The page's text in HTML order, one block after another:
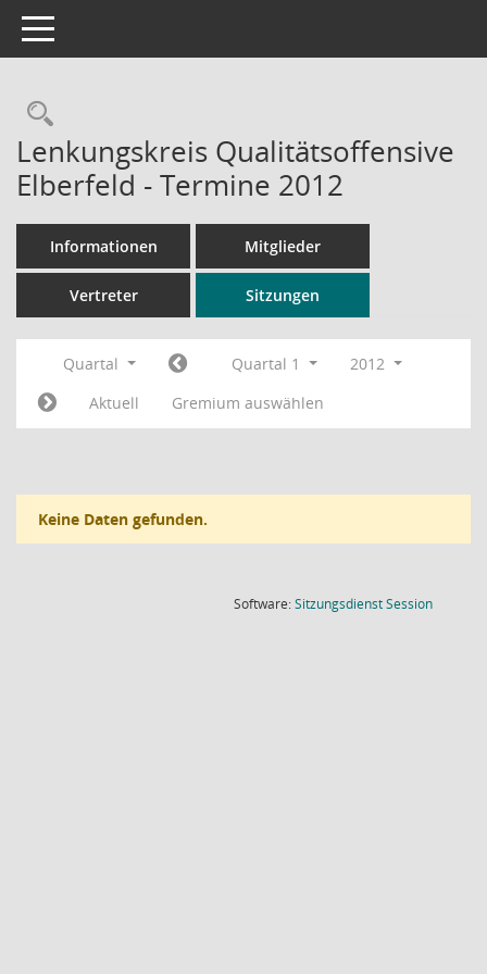
Toggle navigation
Rechercheauswahl
Lenkungskreis Qualitätsoffensive
Elberfeld - Termine 2012
Informationen Mitglieder
Vertreter Sitzungen
Quartal Quartal 1
2012
Aktuell
Gremium auswählen
Keine Daten gefunden.
Software:SitzungsdienstSession(Wird in